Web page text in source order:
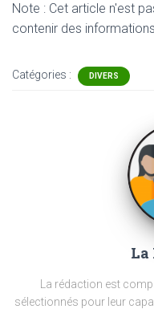
Note : Cet article n'est
contenir des
Catégories : DIVERS
La
La rédaction est
sélectionnés pour leur